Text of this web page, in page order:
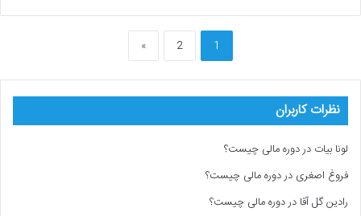
1
2
»
نظرات کاربران
لونا بیات دردوره مالی چیست؟
فروغ اصغری دردوره مالی چیست؟
رادین گل آقا دردوره مالی چیست؟